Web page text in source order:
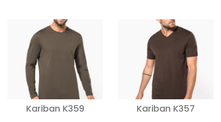
Kariban K359 Kariban K357